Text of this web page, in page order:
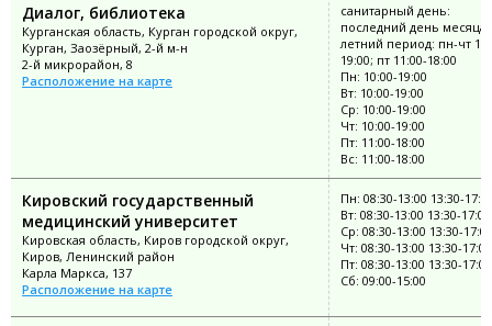
Диалог, библиотека
Курганская область, Курган городской округ,
Курган, Заозёрный, 2-й м-н
2-й микрорайон, 8
Расположение на карте
санитарный день:
последний день месяца;
летний период: пн-чт
19:00; пт 11:00-18:00
Пн: 10:00-19:00
Вт: 10:00-19:00
Ср: 10:00-19:00
Чт: 10:00-19:00
Пт: 11:00-18:00
Вс: 11:00-18:00
Кировский государственный
медицинский университет
Кировская область, Киров городской округ,
Киров, Ленинский район
Карла Маркса, 137
Расположение на карте
Пн: 08:30-13:00 13:30-
Вт: 08:30-13:00 13:30-17:00
Ср: 08:30-13:00 13:30-17:00
Чт: 08:30-13:00 13:30-17:00
Пт: 08:30-13:00 13:30-17:00
Сб: 09:00-15:00